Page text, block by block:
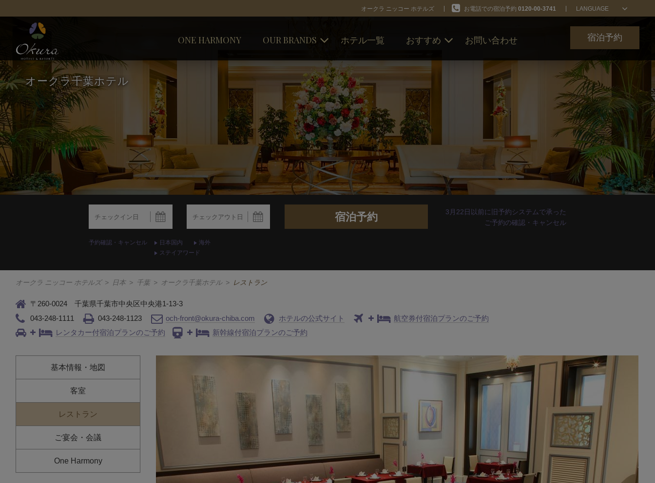
LANGUAGE
お電話での宿泊予約 0120-00-3741
オークラ ニッコー ホテルズ
宿泊予約
ONE HARMONY OUR BRANDS
ニッコー・ホテルズ・インターナ
ホテルJALシティ
ホテル一覧 おすすめ
トピックス
お問い合わせ
オークラ千葉ホテル
3月22日以前に旧予約システムで承った
ご予約の確認・キャンセル
予約確認・キャンセル 日本国内
海外
ステイアワード
オークラ ニッコー ホテルズ > 日本 > 千葉 > オークラ千葉ホテル > レストラン
〒260-0024 千葉県千葉市中央区中央港1-13-3
043-248-1111
043-248-1123 och-front@okura-chiba.com ホテルの公式サイト
航空券付宿泊プランのご予約
レンタカー付宿泊プランのご予約
新幹線付宿泊プランのご予約
基本情報・地図
客室
レストラン
ご宴会・会議
One Harmony